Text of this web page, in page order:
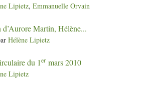
Lipietz, Emmanuelle Orvain
d’Aurore Martin, Hélène...
Hélène Lipietz
du 1er mars 2010
Lipietz